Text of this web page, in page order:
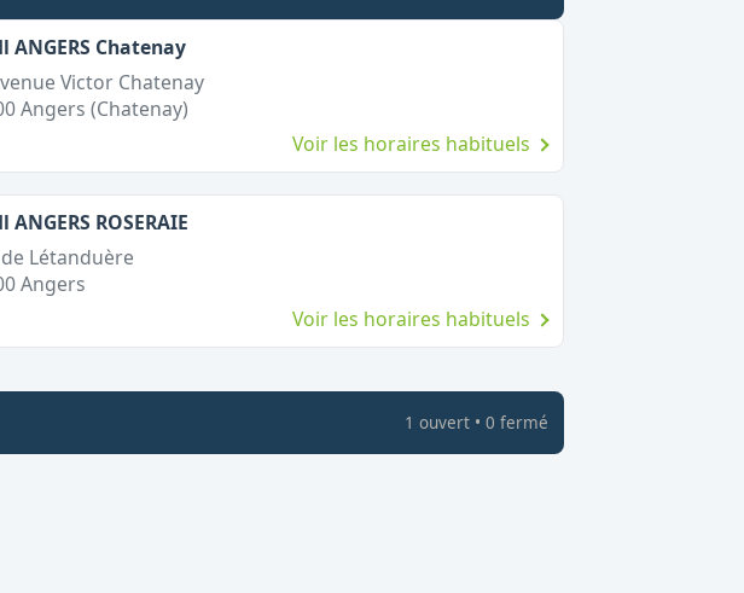
ANGERS Chatenay,
Victor Chatenay
Angers (Chatenay)
Voir les horaires habituels
ANGERS ROSERAIE,
Létanduère
Angers
Voir les horaires habituels
1 ouvert• 0 fermé